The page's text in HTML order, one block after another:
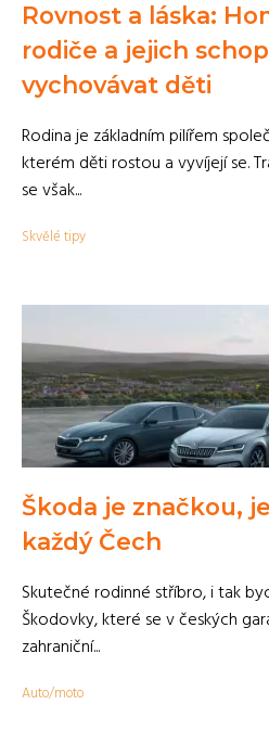
Rovnost a láska:
rodiče a jejich
vychovávat děti
Rodina je základním pilířem
kterém děti rostou a vyvíjejí se.
se však...
Skvělé tipy
Škoda je značkou,
každý Čech
Skutečné rodinné stříbro, i tak
Škodovky, které se v českých
zahraniční...
Auto/moto